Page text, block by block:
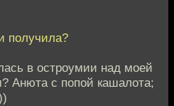
получила?
в остроумии над моей
Анюта с попой кашалота;